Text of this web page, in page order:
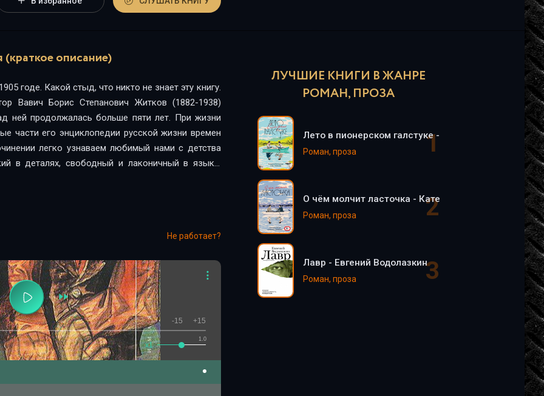
описание)
годе. Какой стыд, что никто не знает эту книгу.
Вавич Борис Степанович Житков (1882-1938)
ней продолжалась больше пяти лет. При жизни
части его энциклопедии русской жизни времен
легко узнаваем любимый нами с детства
в деталях, свободный и лаконичный в языке;
мастера, следующего традициям
- спустя 60 лет после смерти автора -
книг XX века, был сохранен другом Житкова,
Не работает?
1.0
x1
-15 +15
ЛУЧШИЕ КНИГИ В ЖАНРЕ
РОМАН, ПРОЗА
Лето в пионерском галстуке - Катерина Сильванова
Роман, проза
О чём молчит ласточка - Катерина Сильванова,
Роман, проза
Лавр - Евгений Водолазкин
Роман, проза